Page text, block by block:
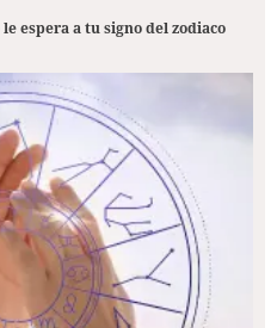
espera a tu signo del zodiaco